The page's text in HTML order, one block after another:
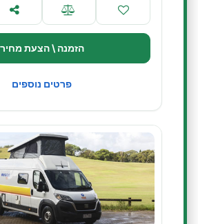
הזמנה \ הצעת מחיר
פרטים נוספים